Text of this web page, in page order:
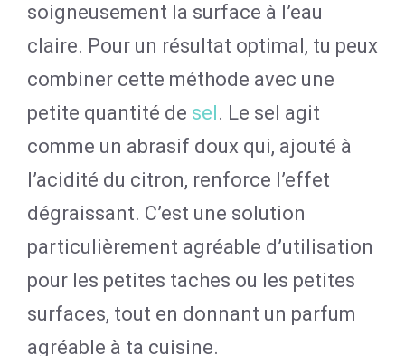
soigneusement la surface à l’eau
claire. Pour un résultat optimal, tu peux
combiner cette méthode avec une
petite quantité de sel. Le sel agit
comme un abrasif doux qui, ajouté à
l’acidité du citron, renforce l’effet
dégraissant. C’est une solution
particulièrement agréable d’utilisation
pour les petites taches ou les petites
surfaces, tout en donnant un parfum
agréable à ta cuisine.